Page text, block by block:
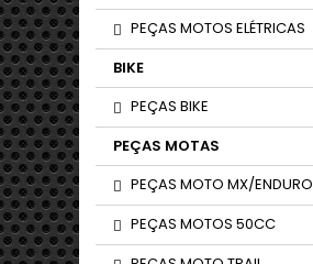
PEÇAS MOTOS ELÉTRICAS
BIKE
PEÇAS BIKE
PEÇAS MOTAS
PEÇAS MOTO MX/ENDURO
PEÇAS MOTOS 50CC